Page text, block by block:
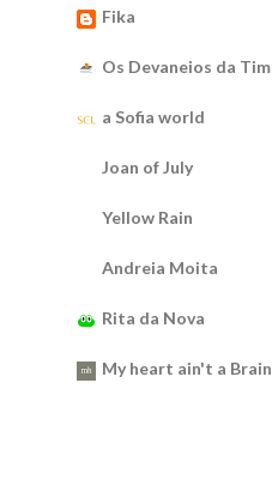
Fika
Os Devaneios da Tim
a Sofia world
Joan of July
Yellow Rain
Andreia Moita
Rita da Nova
My heart ain't a Brain